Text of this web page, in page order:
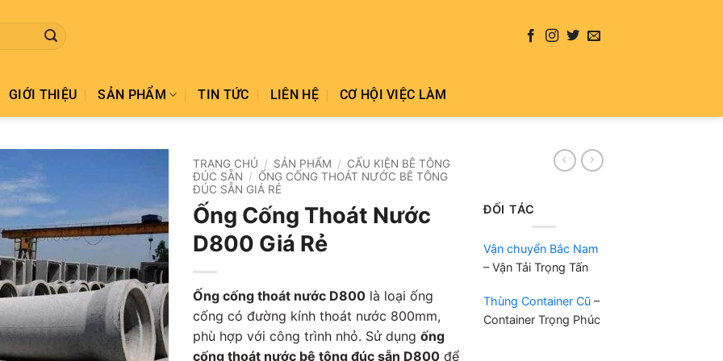
GIỚI THIỆU SẢN PHẨM TIN TỨC LIÊN HỆ CƠ HỘI VIỆC LÀM
Add to
wishlist
TRANG CHỦ / SẢN PHẨM / CẤU KIỆN BÊ TÔNG
ĐÚC SẴN / ỐNG CỐNG THOÁT NƯỚC BÊ TÔNG
ĐÚC SẴN GIÁ RẺ
Ống Cống Thoát Nước
D800 Giá Rẻ
Ống cống thoát nước D800 là loại ống
cống có đường kính thoát nước 800mm,
phù hợp với công trình nhỏ. Sử dụng ống
cống thoát nước bê tông đúc sẵn D800 để
ĐỐI TÁC
Vận chuyển Bắc Nam
– Vận Tải Trọng Tấn
Thùng Container Cũ –
Container Trọng Phúc